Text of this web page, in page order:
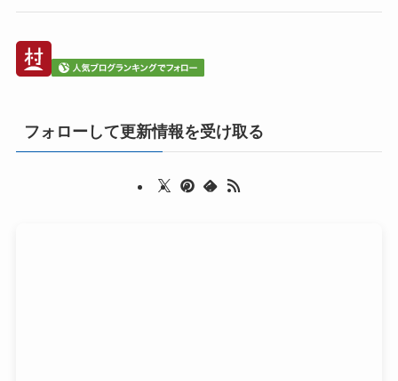
フォローして更新情報を受け取る